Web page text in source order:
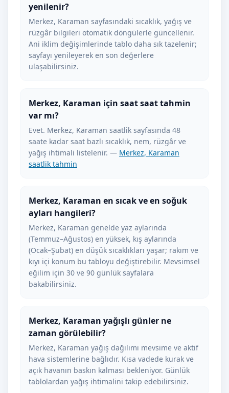
yenilenir?
Merkez, Karaman sayfasındaki sıcaklık, yağış ve
rüzgâr bilgileri otomatik döngülerle güncellenir.
Ani iklim değişimlerinde tablo daha sık tazelenir;
sayfayı yenileyerek en son değerlere
ulaşabilirsiniz.
Merkez, Karaman için saat saat tahmin
var mı?
Evet. Merkez, Karaman saatlik sayfasında 48
saate kadar saat bazlı sıcaklık, nem, rüzgâr ve
yağış ihtimali listelenir. — Merkez, Karaman
saatlik tahmin
Merkez, Karaman en sıcak ve en soğuk
ayları hangileri?
Merkez, Karaman genelde yaz aylarında
(Temmuz–Ağustos) en yüksek, kış aylarında
(Ocak–Şubat) en düşük sıcaklıkları yaşar; rakım ve
kıyı içi konum bu tabloyu değiştirebilir. Mevsimsel
eğilim için 30 ve 90 günlük sayfalara
bakabilirsiniz.
Merkez, Karaman yağışlı günler ne
zaman görülebilir?
Merkez, Karaman yağış dağılımı mevsime ve aktif
hava sistemlerine bağlıdır. Kısa vadede kurak ve
açık havanın baskın kalması bekleniyor. Günlük
tablolardan yağış ihtimalini takip edebilirsiniz.